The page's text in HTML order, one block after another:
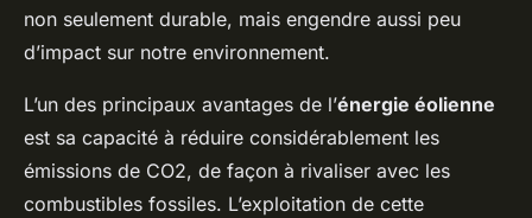
non seulement durable, mais engendre aussi peu
d’impact sur notre environnement.
L’un des principaux avantages de l’énergie éolienne
est sa capacité à réduire considérablement les
émissions de CO2, de façon à rivaliser avec les
combustibles fossiles. L’exploitation de cette